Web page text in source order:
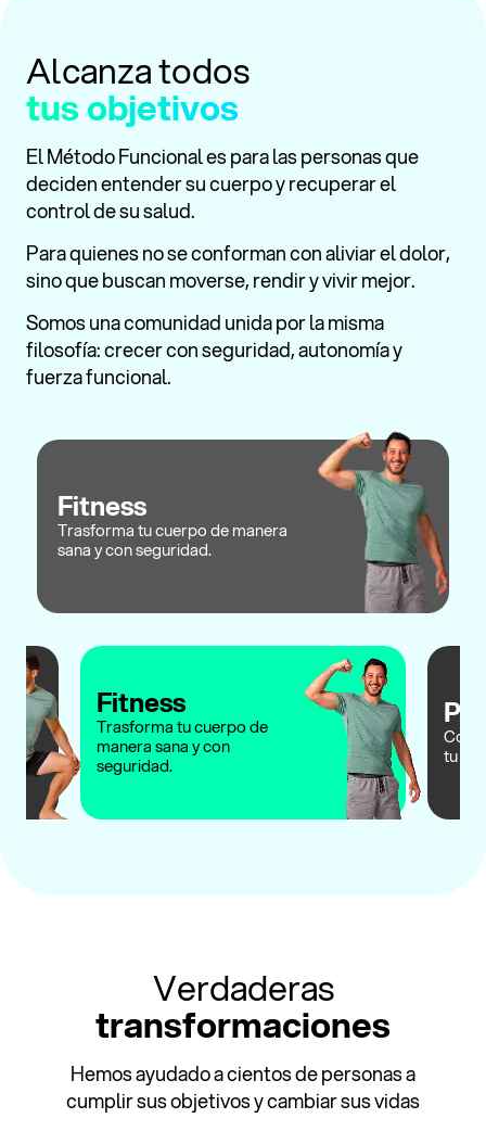
Alcanza todos
tus objetivos
El Método Funcional es para las personas que
deciden entender su cuerpo y recuperar el
control de su salud.
Para quienes no se conforman con aliviar el dolor,
sino que buscan moverse, rendir y vivir mejor.
Somos una comunidad unida por la misma
filosofía: crecer con seguridad, autonomía y
fuerza funcional.
Fitness
Trasforma tu cuerpo de manera
sana y con seguridad.
Fitness
Trasforma tu cuerpo de
manera sana y con
seguridad.
tu
Verdaderas
transformaciones
Hemos ayudado a cientos de personas a
cumplir sus objetivos y cambiar sus vidas